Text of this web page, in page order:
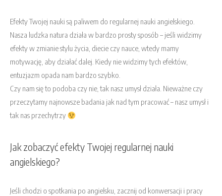
Efekty Twojej nauki są paliwem do regularnej nauki angielskiego.
Nasza ludzka natura działa w bardzo prosty sposób – jeśli widzimy
efekty w zmianie stylu życia, diecie czy nauce, wtedy mamy
motywację, aby działać dalej. Kiedy nie widzimy tych efektów,
entuzjazm opada nam bardzo szybko.
Czy nam się to podoba czy nie, tak nasz umysł działa. Nieważne czy
przeczytamy najnowsze badania jak nad tym pracować – nasz umysł i
tak nas przechytrzy
Jak zobaczyć efekty Twojej regularnej nauki
angielskiego?
Jeśli chodzi o spotkania po angielsku, zacznij od konwersacji i pracy